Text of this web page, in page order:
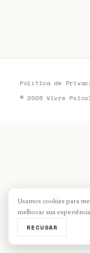
Política de
© 2026 Vivre
Usamos cookies para
melhorar sua
RECUSAR